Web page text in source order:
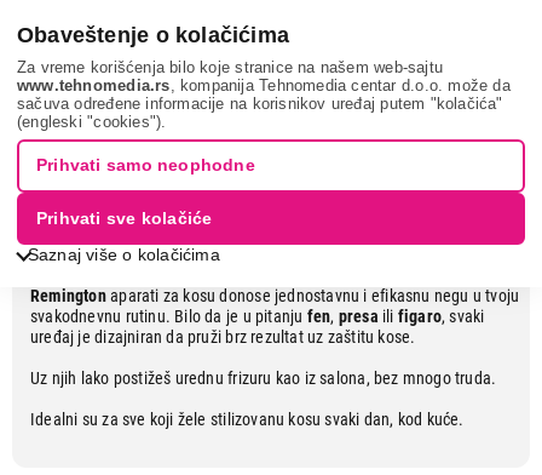
Obaveštenje o kolačićima
Za vreme korišćenja bilo koje stranice na našem web-sajtu
www.tehnomedia.rs , kompanija Tehnomedia centar d.o.o. može da
sačuva određene informacije na korisnikov uređaj putem "kolačića"
(engleski "cookies").
Saznaj više o kolačićima
Prihvati samo neophodne
Prihvati sve kolačiće
Remington aparati za lepotu i negu
kose
Profesionalni izgled kod kuće
Remingtonaparati za kosu donose jednostavnu i efikasnu negu u tvoju
svakodnevnu rutinu. Bilo da je u pitanju fen, presa ili figaro, svaki
uređaj je dizajniran da pruži brz rezultat uz zaštitu kose.
Uz njih lako postižeš urednu frizuru kao iz salona, bez mnogo truda.
Idealni su za sve koji žele stilizovanu kosu svaki dan, kod kuće.